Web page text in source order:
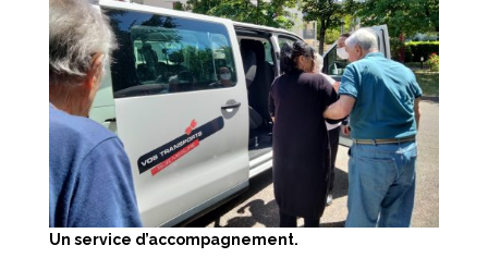
Un service d’accompagnement.